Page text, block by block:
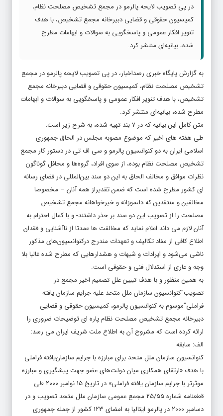
در پی تصویب لایحه پالرمو در مجمع تشخیص مصلحت نظام،
کمیسیون حقوقی و قضایی دبیرخانه مجمع تشخیص، با هدف
تنویر افکار عمومی و پاسخگویی به سوالات و ابهامات مطرح
شده، بیانیه‌ای منتشر کرد.
به گزارش پایگاه خبری رصداخبار، در پی تصویب لایحه پالرمو در مجمع
تشخیص مصلحت نظام، کمیسیون حقوقی و قضایی دبیرخانه مجمع
تشخیص، با هدف تنویر افکار عمومی و پاسخگویی به سوالات و ابهامات
مطرح شده، بیانیه‌ای منتشر کرد.
متن کامل این بیانیه که در ۷ بند تهیه شده، به شرح زیر است:
طی هفته های اخیر که موضوع مصوبه مجلس در الحاق جمهوری
اسلامی ایران به دو کنوانسیون پالرمو و سی اف تی در دستور کار مجمع
تشخیص مصلحت نظام بوده، از سوی افراد، گروه‌ها و محافل گوناگون
نظرات موافق و مخالف الحاق به این دو سند بین‌المللی در فضای رسانه
ای کشور مطرح شده است که ضمن تقدیراز همه آنان – مخصوصا
مخالفین و منتقدین که دلسوزانه و خیرخواهانه مجمع تشخیص
مصلحت را از تصویب این دو سند بر حذر داشتند- و با کمال احترام به
آنان لازم می داند اعلام نماید که مخالفت ها عمدتا از ناآشنایی و فقدان
اطلاع کافی از مفاد تکالیف و تعهدات مندرج درکنوانسیون‌های مذکور
ناشی می‌شود و ایرادات و شبهات و هشدارهایی که مطرح شده غالبا بلا
وجه و عاری از استدلال فنی و حقوقی است.
به همین منظور و با هدف تببین علل تصمیم اخیر مجمع در
تصویب”کنوانسیون سازمان ملل متحد علیه جرایم سازمان یافته
فراملی”موسوم به کنوانسیون پالرمو، کمیسیون حقوقی و قضایی
دبیرخانه مجمع تشخیص مصلحت نظام پاره ای توضیحات ضروری را
ارائه کرده است که مشروح آن به اطلاع ملت شریف ایران می رسد:
الف: سابقه
کنوانسیون سازمان ملل متحد برای مبارزه با جرایم سازمان‌یافته فراملی
با هدف «ارتقای همکاری میان دولت‌های عضو جهت پیشگیری و مبارزه
موثرتر با جرایم سازمان یافته فراملی» در تاریخ ۱۵ نوامبر ۲۰۰۰ طی
قطعنامه شماره ۲۵/۵۵ مجمع عمومی سازمان ملل متحد تصویب و در
دسامبر ۲۰۰۰ در پالرمو ایتالیا به امضای ۱۲۳ کشور از جمله جمهوری